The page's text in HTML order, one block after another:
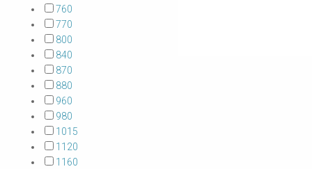
760
770
800
840
870
880
960
980
1015
1120
1160